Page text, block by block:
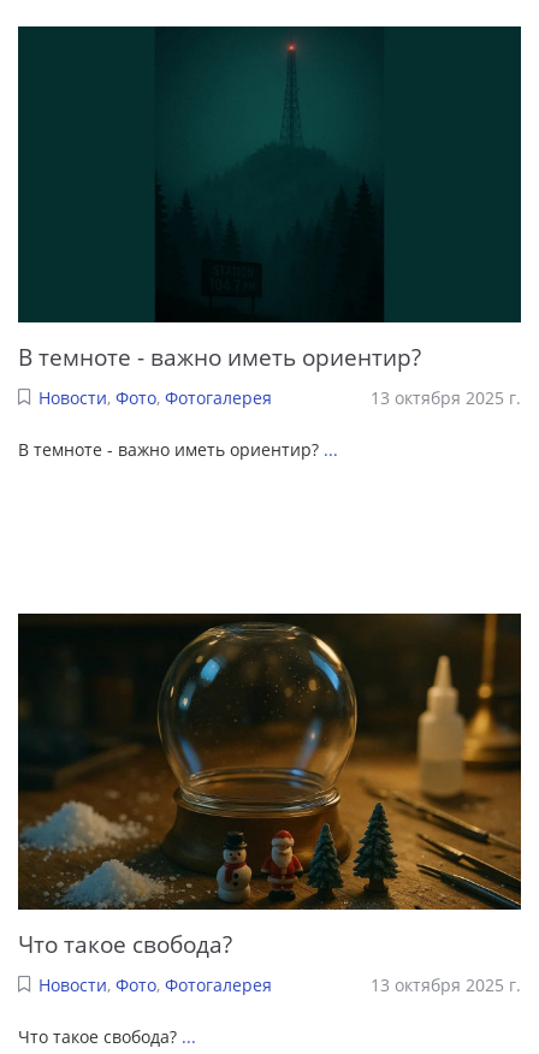
В темноте - важно иметь ориентир?
Новости, Фото, Фотогалерея 13 октября 2025 г.
В темноте - важно иметь ориентир? ...
Что такое свобода?
Новости, Фото, Фотогалерея 13 октября 2025 г.
Что такое свобода? ...